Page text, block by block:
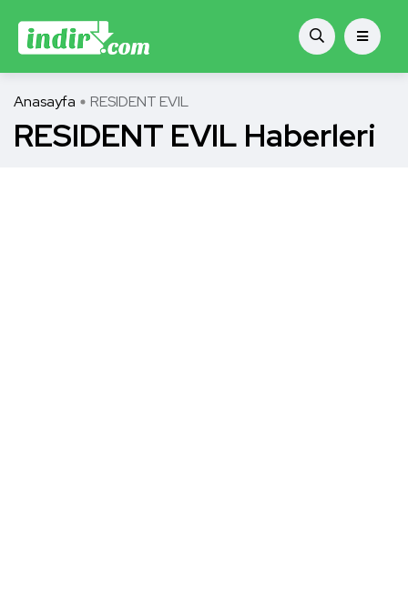
Anasayfa RESIDENT EVIL
RESIDENT EVIL Haberleri